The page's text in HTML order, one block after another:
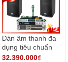
Dàn âm thanh đa
dụng tiêu chuẩn
karaoke, xem
32.390.000₫